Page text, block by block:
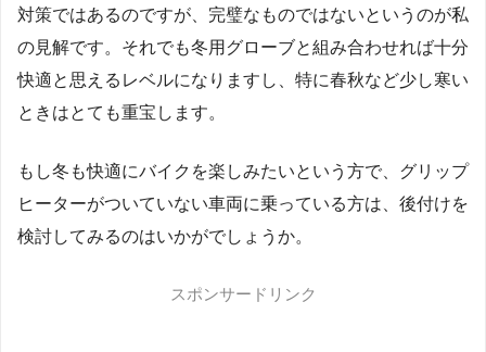
対策ではあるのですが、完璧なものではないというのが私
の見解です。それでも冬用グローブと組み合わせれば十分
快適と思えるレベルになりますし、特に春秋など少し寒い
ときはとても重宝します。
もし冬も快適にバイクを楽しみたいという方で、グリップ
ヒーターがついていない車両に乗っている方は、後付けを
検討してみるのはいかがでしょうか。
スポンサードリンク